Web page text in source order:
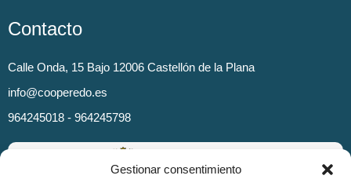
Gestionar consentimiento
Contacto
Calle Onda, 15 Bajo 12006 Castellón de la Plana
info@cooperedo.es
964245018 - 964245798